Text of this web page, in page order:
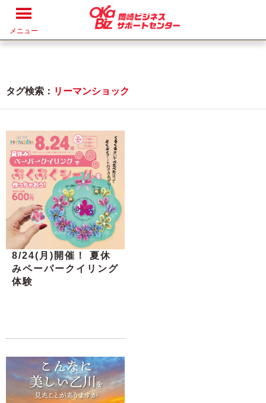
メニュー
タグ検索： リーマンショック
8/24(月)開催！ 夏休
みペーパークイリング
体験